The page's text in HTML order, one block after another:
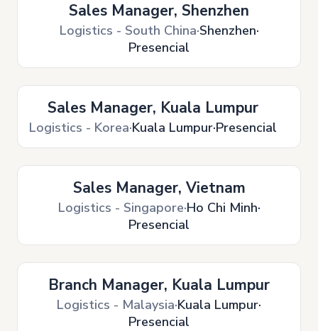
Sales Manager, Shenzhen
Logistics - South China Shenzhen
Presencial
Sales Manager, Kuala Lumpur
Logistics - Korea Kuala Lumpur Presencial
Sales Manager, Vietnam
Logistics - Singapore Ho Chi Minh
Presencial
Branch Manager, Kuala Lumpur
Logistics - Malaysia Kuala Lumpur
Presencial